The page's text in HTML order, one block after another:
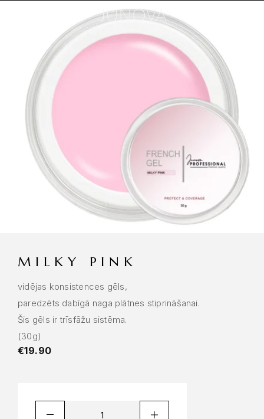
MILKY PINK
vidējas konsistences gēls,
paredzēts dabīgā naga plātnes stiprināšanai.
Šis gēls ir trīsfāžu sistēma.
(30g)
€19.90